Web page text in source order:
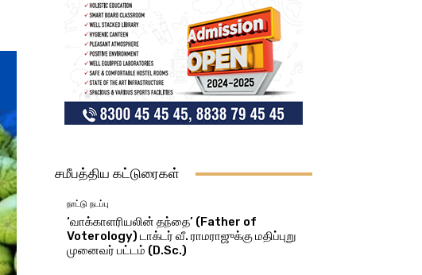
சமீபத்திய கட்டுரைகள்
நாட்டு நடப்பு
‘வாக்காளரியலின் தந்தை’ (Father of
Voterology) டாக்டர் வீ. ராமராஜுக்கு மதிப்புறு
முனைவர் பட்டம் (D.Sc.)